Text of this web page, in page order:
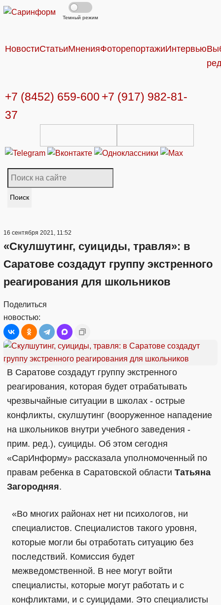
Темный режим
НовостиСтатьиМненияФоторепортажиИнтервью
+7 (8452) 659-600 +7 (917) 982-81-
37
Поиск
16 сентября 2021, 11:52
«Скулшутинг, суициды, травля»: в
Саратове создадут группу экстренного
реагирования для школьников
Поделиться
новостью:
В Саратове создадут группу экстренного
реагирования, которая будет отрабатывать
чрезвычайные ситуации в школах - острые
конфликты, скулшутинг (вооруженное нападение
на школьников внутри учебного заведения -
прим. ред.), суициды. Об этом сегодня
«СарИнформу» рассказала уполномоченный по
правам ребенка в Саратовской области Татьяна
Загородняя.
«Во многих районах нет ни психологов, ни
специалистов. Специалистов такого уровня,
которые могли бы отработать ситуацию без
последствий. Комиссия будет
межведомственной. В нее могут войти
специалисты, которые могут работать и с
конфликтами, и с суицидами. Это специалисты